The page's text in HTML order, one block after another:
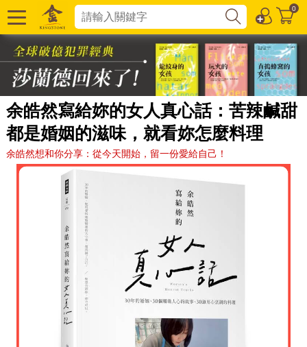
0
余皓然寫給妳的女人真心話：苦辣鹹甜
都是婚姻的滋味，就看妳怎麼料理
余皓然想和你分享：從今天開始，留一份愛給自己！